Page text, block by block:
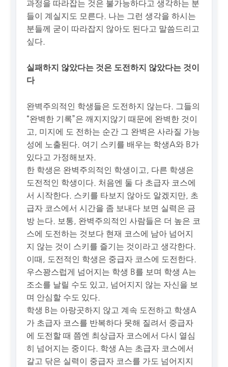
과정을 따라잡는 것은 불가능하다고 생각하는 분
들이 계실지도 모른다. 나는 그런 생각을 하시는
분들께 굳이 따라잡지 않아도 된다고 말씀드리고
싶다.
실패하지 않았다는 것은 도전하지 않았다는 것이
다
완벽주의적인 학생들은 도전하지 않는다. 그들의
“완벽한 기록”은 깨지지않기 때문에 완벽한 것이
고, 미지에 도 전하는 순간 그 완벽은 사라질 가능
성에 노출된다. 여기 스키를 배우는 학생A와 B가
있다고 가정해보자.
한 학생은 완벽주의적인 학생이고, 다른 학생은
도전적인 학생이다. 처음엔 둘 다 초급자 코스에
서 시작한다. 스키를 타보지 않아도 알겠지만, 초
급자 코스에서 시간을 좀 보내다 보면 실력은 금
방 는다. 보통, 완벽주의적인 사람들은 더 높은 코
스에 도전하는 것보다 현재 코스에 남아 넘어지
지 않는 것이 스키를 즐기는 것이라고 생각한다.
이때, 도전적인 학생은 중급자 코스에 도전한다.
우스꽝스럽게 넘어지는 학생 B를 보며 학생 A는
조소를 날릴 수도 있고, 넘어지지 않는 자신을 보
며 안심할 수도 있다.
학생 B는 아랑곳하지 않고 계속 도전하고 학생A
가 초급자 코스를 반복하다 못해 질려서 중급자
에 도전할 때 쯤엔 최상급자 코스에서 다시 열심
히 넘어지는 중이다. 학생 A는 초급자 코스에서
갈고 닦은 실력이 중급자 코스를 가도 넘어지지